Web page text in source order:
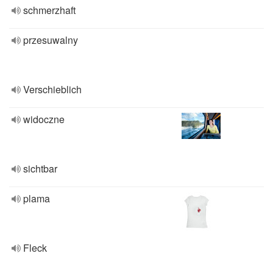
schmerzhaft
przesuwalny
Verschieblich
widoczne
sichtbar
plama
Fleck